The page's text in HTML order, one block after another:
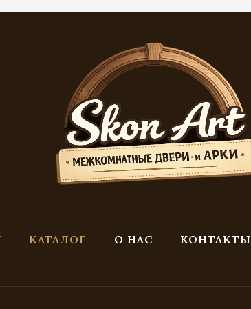
КАТАЛОГ О НАС КОНТАКТЫ